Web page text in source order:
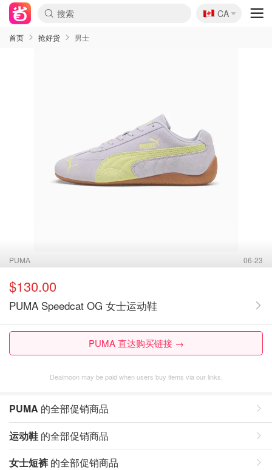
🇨🇦
CA
首页 抢好货 男士
PUMA 06-23
$130.00
PUMA Speedcat OG 女士运动鞋
PUMA 直达购买链接 →
Dealmoon may be paid when users buy items via our links.
PUMA 的全部促销商品
运动鞋 的全部促销商品
女士短裤 的全部促销商品